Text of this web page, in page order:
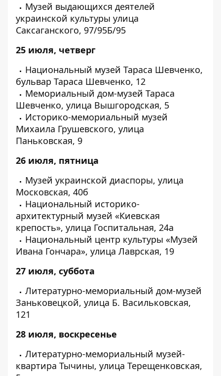
Музей выдающихся деятелей
украинской культуры улица
Саксаганского, 97/95Б/95
25 июля, четверг
Национальный музей Тараса Шевченко,
бульвар Тараса Шевченко, 12
Мемориальный дом-музей Тараса
Шевченко, улица Вышгородская, 5
Историко-мемориальный музей
Михаила Грушевского, улица
Паньковская, 9
26 июля, пятница
Музей украинской диаспоры, улица
Московская, 40б
Национальный историко-
архитектурный музей «Киевская
крепость», улица Госпитальная, 24а
Национальный центр культуры «Музей
Ивана Гончара», улица Лаврская, 19
27 июля, суббота
Литературно-мемориальный дом-музей
Заньковецкой, улица Б. Васильковская,
121
28 июля, воскресенье
Литературно-мемориальный музей-
квартира Тычины, улица Терещенковская,